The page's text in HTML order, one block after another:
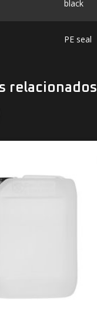
black
PE seal
relacionados